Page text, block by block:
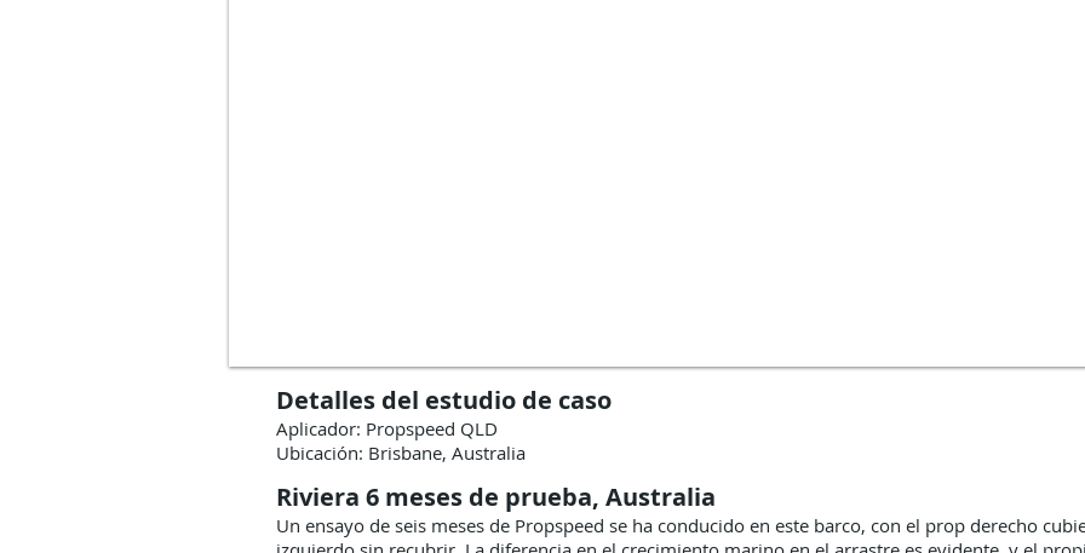
Detalles del estudio de caso
Aplicador: Propspeed QLD
Ubicación: Brisbane, Australia
Riviera 6 meses de prueba, Australia
Un ensayo de seis meses de Propspeed se ha conducido en este barco, con el prop derecho